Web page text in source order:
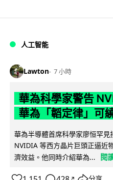
人工智能
Lawton 7 小時
華為科學家警告
華為「韜定律」可
華為半導體首席科學家廖恒罕
NVIDIA 等西方晶片巨頭正逼近
濟效益。他同時介紹華為...
閱